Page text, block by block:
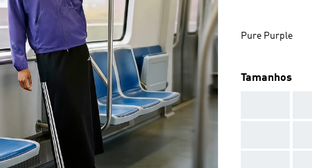
Pure Purple
Tamanhos